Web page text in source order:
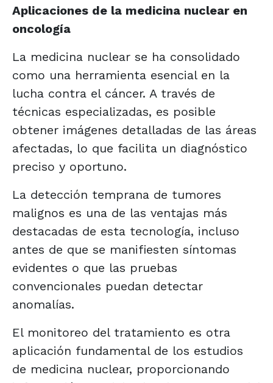
Aplicaciones de la medicina nuclear en
oncología
La medicina nuclear se ha consolidado
como una herramienta esencial en la
lucha contra el cáncer. A través de
técnicas especializadas, es posible
obtener imágenes detalladas de las áreas
afectadas, lo que facilita un diagnóstico
preciso y oportuno.
La detección temprana de tumores
malignos es una de las ventajas más
destacadas de esta tecnología, incluso
antes de que se manifiesten síntomas
evidentes o que las pruebas
convencionales puedan detectar
anomalías.
El monitoreo del tratamiento es otra
aplicación fundamental de los estudios
de medicina nuclear, proporcionando